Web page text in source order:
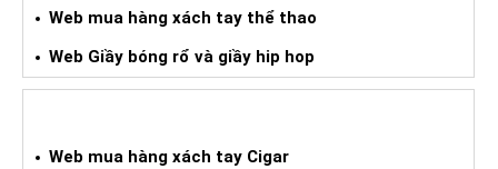
Web mua hàng xách tay thể thao
Web Giầy bóng rổ và giầy hip hop
Web mua hàng xách tay Cigar